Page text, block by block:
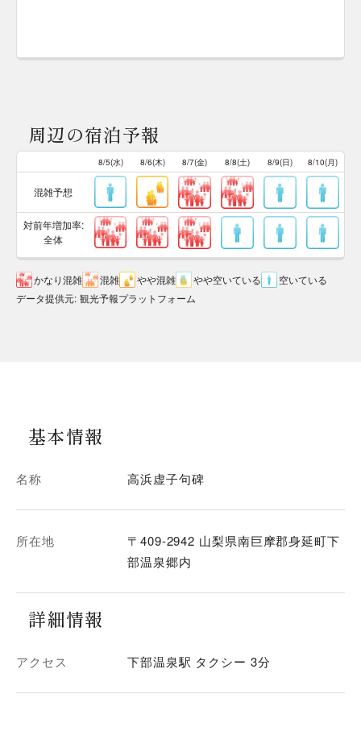
周辺の宿泊予報
8/5(水) 8/6(木) 8/7(金) 8/8(土) 8/9(日) 8/10(月)
混雑予想
対前年増加率:
全体
かなり混雑 混雑 やや混雑 やや空いている
空いている
データ提供元: 観光予報プラットフォーム
基本情報
名称 高浜虚子句碑
所在地
〒409-2942 山梨県南巨摩郡身延町下
部温泉郷内
詳細情報
アクセス 下部温泉駅 タクシー 3分